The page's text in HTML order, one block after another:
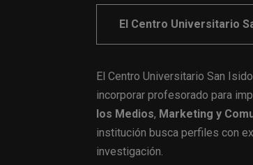
El Centro Universitario
El Centro Universitario San
incorporar profesorado para
los Medios, Marketing y
institución busca perfiles con
investigación.